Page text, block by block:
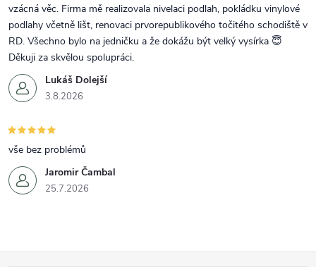
Lukáš Dolejší
3.8.2026
vzácná věc. Firma mě realizovala nivelaci podlah, pokládku vinylové
podlahy včetně lišt, renovaci prvorepublikového točitého schodiště v
RD. Všechno bylo na jedničku a že dokážu být velký vysírka 😇
Děkuji za skvělou spolupráci.
Jaromir Čambal
25.7.2026
vše bez problémů